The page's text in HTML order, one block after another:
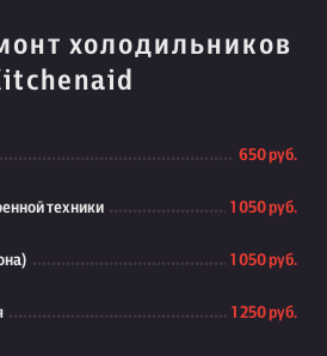
холодильников
650 руб.
техники 1 050 руб.
1 050 руб.
1 250 руб.